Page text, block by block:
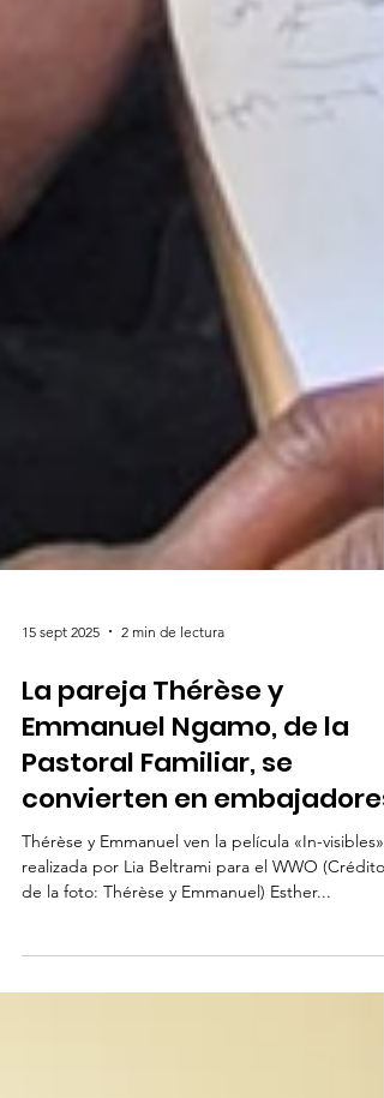
15 sept 2025 2 min de lectura
La pareja Thérèse y
Emmanuel Ngamo, de la
Pastoral Familiar, se
convierten en embajadores
Thérèse y Emmanuel ven la película «In-visibles»,